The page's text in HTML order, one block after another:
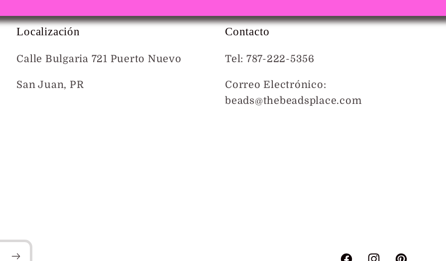
Localización
Calle Bulgaria 721 Puerto Nuevo
San Juan, PR
Contacto
Tel: 787-222-5356
Correo Electrónico:
beads@thebeadsplace.com